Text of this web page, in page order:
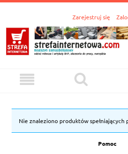
Zarejestruj się
Nie znaleziono produktów spełniających
Pomoc